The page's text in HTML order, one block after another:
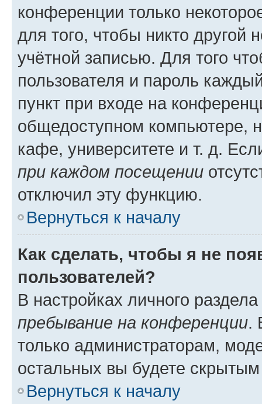
конференции только
для того, чтобы никто другой
учётной записью. Для того
пользователя и пароль
пункт при входе на
общедоступном компьютере,
кафе, университете и т. д.
при каждом посещении
отключил эту функцию.
Вернуться к началу
Как сделать, чтобы я не
пользователей?
В настройках личного
пребывание на конференции.
только администраторам,
остальных вы будете
Вернуться к началу